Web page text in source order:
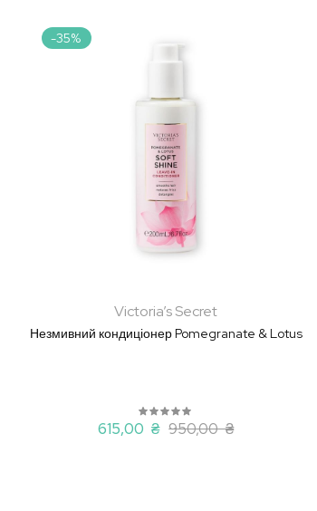
збільшення
-35%
Victoria’s Secret
Незмивний кондиціонер Pomegranate & Lotus
615,00 ₴ 950,00 ₴